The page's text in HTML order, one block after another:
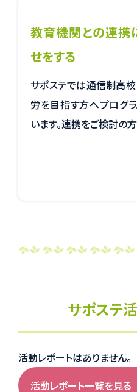
教育機関との連携
せをする
サポステでは通信制高校
労を目指す方へプログ
います。連携をご検討の
サポステ
活動レポートはありません。
活動レポート一覧を見る